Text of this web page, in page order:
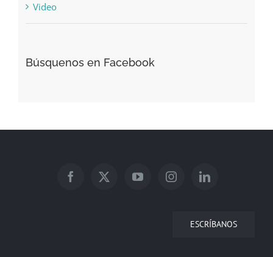
Video
Búsquenos en Facebook
ESCRÍBANOS